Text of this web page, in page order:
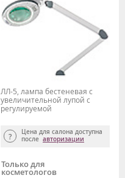
ЛЛ-5, лампа бестеневая с
увеличительной лупой с
регулируемой
Цена для салона доступна
после авторизации
Только для
косметологов